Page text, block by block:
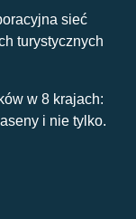
sieć
turystycznych
w 8 krajach:
i nie tylko.